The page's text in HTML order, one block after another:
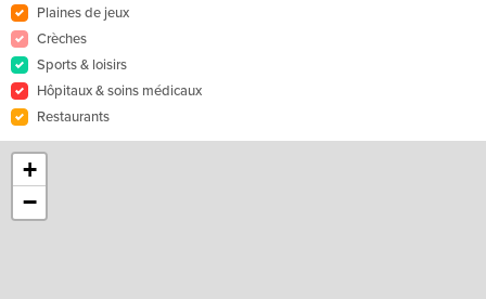
Plaines de jeux
Crèches
Sports & loisirs
Hôpitaux & soins médicaux
Restaurants
+
−